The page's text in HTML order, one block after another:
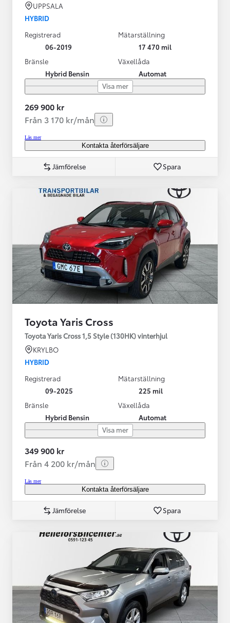
UPPSALA
HYBRID
Registrerad
06-2019
Mätarställning
17 470 mil
Bränsle
Hybrid Bensin
Växellåda
Automat
Visa mer
269 900 kr
Från 3 170 kr/mån
Läs mer
Kontakta återförsäljare
Jämförelse Spara
Toyota Yaris Cross
Toyota Yaris Cross 1,5 Style (130HK) vinterhjul
KRYLBO
HYBRID
Registrerad
09-2025
Mätarställning
225 mil
Bränsle
Hybrid Bensin
Växellåda
Automat
Visa mer
349 900 kr
Från 4 200 kr/mån
Läs mer
Kontakta återförsäljare
Jämförelse Spara